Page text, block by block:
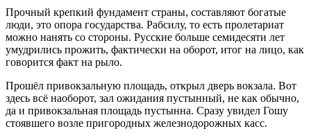
Прочный крепкий фундамент страны, составляют богатые
люди, это опора государства. Рабсилу, то есть пролетариат
можно нанять со стороны. Русские больше семидесяти лет
умудрились прожить, фактически на оборот, итог на лицо, как
говорится факт на рыло.
Прошёл привокзальную площадь, открыл дверь вокзала. Вот
здесь всё наоборот, зал ожидания пустынный, не как обычно,
да и привокзальная площадь пустынна. Сразу увидел Гошу
стоявшего возле пригородных железнодорожных касс.